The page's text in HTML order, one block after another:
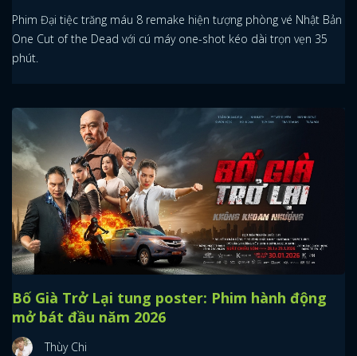
Phim Đại tiệc trăng máu 8 remake hiện tượng phòng vé Nhật Bản
One Cut of the Dead với cú máy one-shot kéo dài trọn vẹn 35
phút.
Bố Già Trở Lại tung poster: Phim hành động
mở bát đầu năm 2026
Thùy Chi